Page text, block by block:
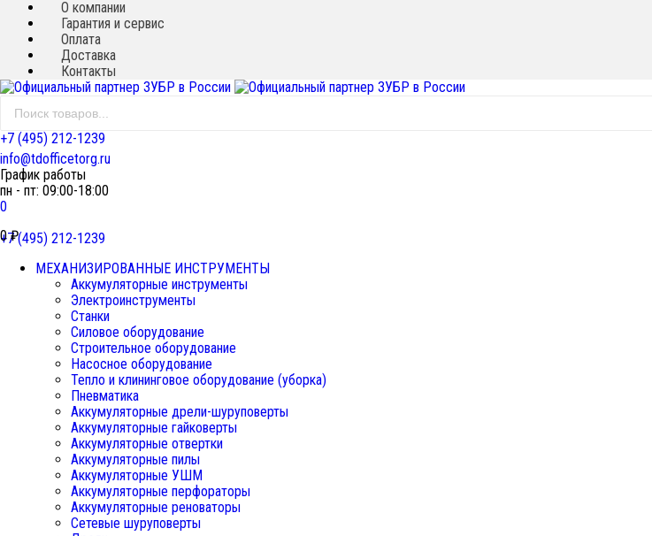
О компании
Гарантия и сервис
Оплата
Доставка
Контакты
+7 (495) 212-1239
info@tdofficetorg.ru
График работы
пн - пт: 09:00-18:00
0
0₽
+7 (495) 212-1239
МЕХАНИЗИРОВАННЫЕ ИНСТРУМЕНТЫ
Аккумуляторные инструменты
Электроинструменты
Станки
Силовое оборудование
Строительное оборудование
Насосное оборудование
Тепло и клининговое оборудование (уборка)
Пневматика
Аккумуляторные дрели-шуруповерты
Аккумуляторные гайковерты
Аккумуляторные отвертки
Аккумуляторные пилы
Аккумуляторные УШМ
Аккумуляторные перфораторы
Аккумуляторные реноваторы
Сетевые шуруповерты